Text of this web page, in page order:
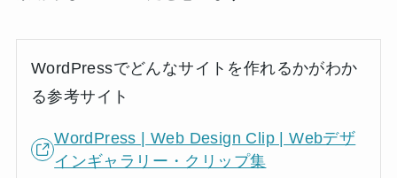
WordPressでどんなサイトを作れるかがわか
る参考サイト
WordPress | Web Design Clip | Webデザ
インギャラリー・クリップ集